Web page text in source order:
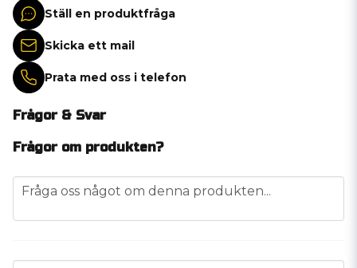
Ställ en produktfråga
Skicka ett mail
Prata med oss i telefon
Frågor & Svar
Frågor om produkten?
question
Fråga oss något om denna produkten...